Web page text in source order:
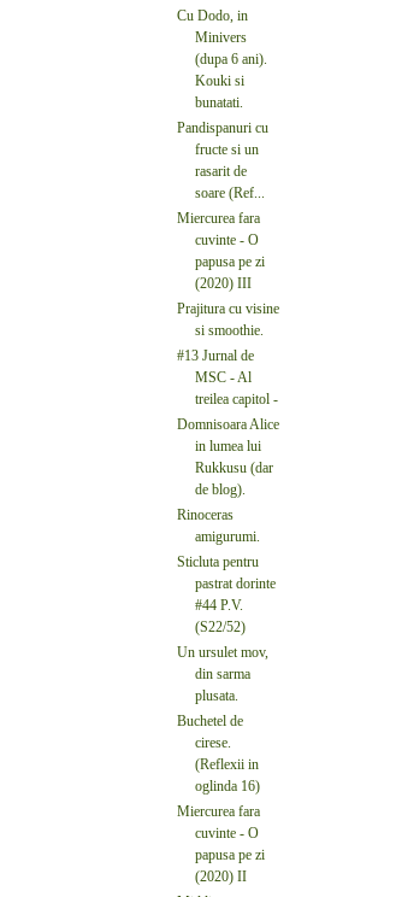
Cu Dodo, in
Minivers
(dupa 6 ani).
Kouki si
bunatati.
Pandispanuri cu
fructe si un
rasarit de
soare (Ref...
Miercurea fara
cuvinte - O
papusa pe zi
(2020) III
Prajitura cu visine
si smoothie.
#13 Jurnal de
MSC - Al
treilea capitol -
Domnisoara Alice
in lumea lui
Rukkusu (dar
de blog).
Rinoceras
amigurumi.
Sticluta pentru
pastrat dorinte
#44 P.V.
(S22/52)
Un ursulet mov,
din sarma
plusata.
Buchetel de
cirese.
(Reflexii in
oglinda 16)
Miercurea fara
cuvinte - O
papusa pe zi
(2020) II